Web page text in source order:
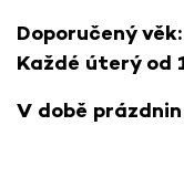
Doporučený
Každé úterý od
V době